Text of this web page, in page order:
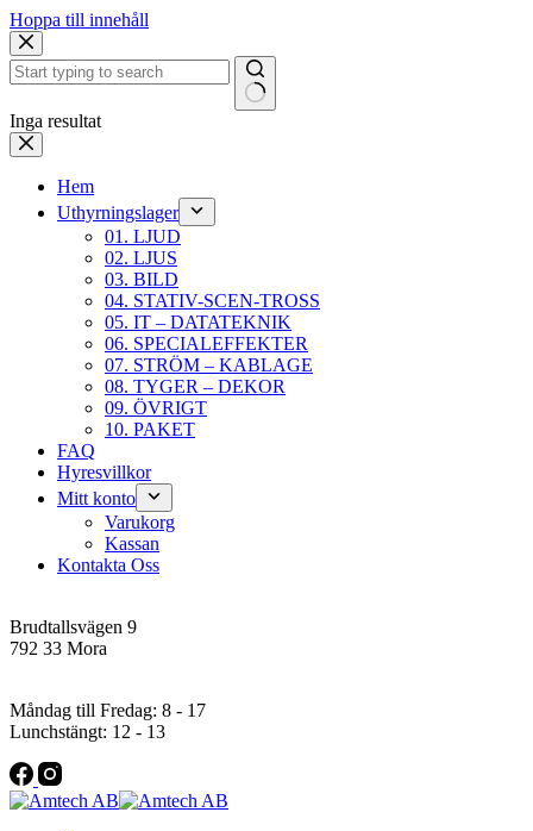
Hoppa till innehåll
Inga resultat
Hem
Uthyrningslager
01. LJUD
02. LJUS
03. BILD
04. STATIV-SCEN-TROSS
05. IT – DATATEKNIK
06. SPECIALEFFEKTER
07. STRÖM – KABLAGE
08. TYGER – DEKOR
09. ÖVRIGT
10. PAKET
FAQ
Hyresvillkor
Mitt konto
Varukorg
Kassan
Kontakta Oss
Brudtallsvägen 9
792 33 Mora
Måndag till Fredag: 8 - 17
Lunchstängt: 12 - 13